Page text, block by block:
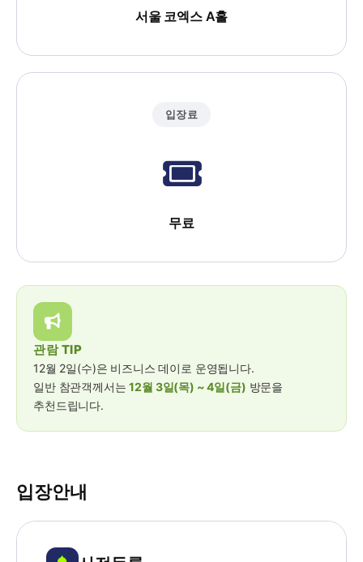
서울 코엑스 A홀
입장료
무료
관람 TIP
12월 2일(수)은 비즈니스 데이로 운영됩니다.
일반 참관객께서는12월 3일(목) ~ 4일(금) 방문을
추천드립니다.
입장안내